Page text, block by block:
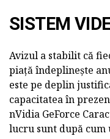
SISTEM
Avizul a stabilit că
piață îndeplinește
este pe deplin
capacitatea în
nVidia GeForce
lucru sunt după cum